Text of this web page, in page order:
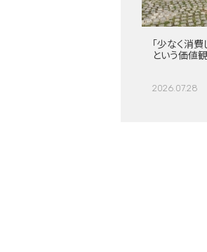
「少なく消費
という価値
2026.07.28